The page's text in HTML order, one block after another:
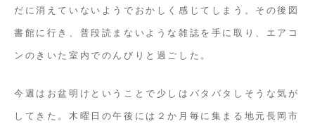
だに消えていないようでおかしく感じてしまう。その後図
書館に行き、普段読まないような雑誌を手に取り、エアコ
ンのきいた室内でのんびりと過ごした。
今週はお盆明けということで少しはバタバタしそうな気が
してきた。木曜日の午後には２か月毎に集まる地元長岡市